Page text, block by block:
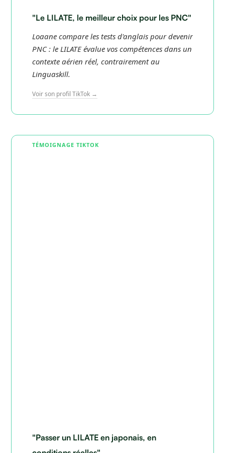
"Le LILATE, le meilleur choix pour les PNC"
Loaane compare les tests d'anglais pour devenir
PNC : le LILATE évalue vos compétences dans un
contexte aérien réel, contrairement au
Linguaskill.
Voir son profil TikTok →
TÉMOIGNAGE TIKTOK
"Passer un LILATE en japonais, en